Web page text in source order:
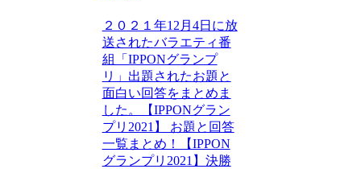
２０２１年12月4日に放
送されたバラエティ番
組「IPPONグランプ
リ」出題されたお題と
面白い回答をまとめま
した。【IPPONグラン
プリ2021】 お題と回答
一覧まとめ！【IPPON
グランプリ2021】決勝